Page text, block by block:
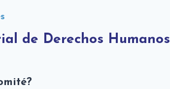
de Derechos Humanos